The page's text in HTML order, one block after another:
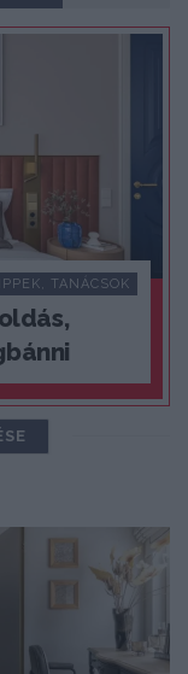
TANÁCSOK